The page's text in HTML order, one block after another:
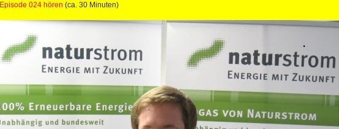
Episode 024 hören (ca. 30 Minuten)